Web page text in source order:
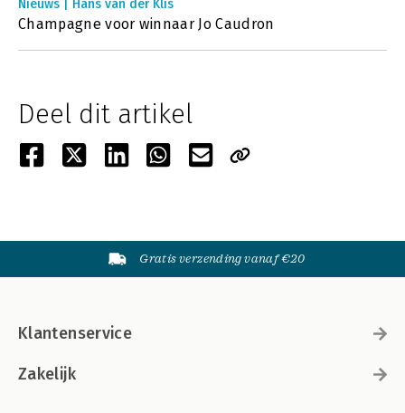
Nieuws | Hans van der Klis
Champagne voor winnaar Jo Caudron
Deel dit artikel
Gratis verzending vanaf €20
Klantenservice
Zakelijk